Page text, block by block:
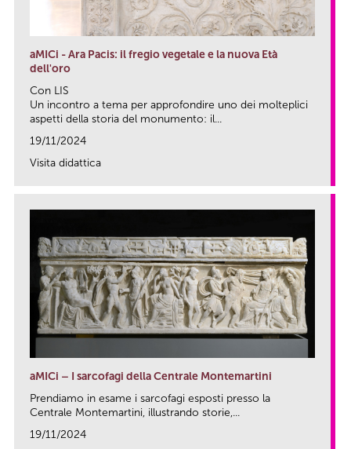
aMICi - Ara Pacis: il fregio vegetale e la nuova Età
dell'oro
Con LIS
Un incontro a tema per approfondire uno dei molteplici
aspetti della storia del monumento: il...
19/11/2024
Visita didattica
aMICi – I sarcofagi della Centrale Montemartini
Prendiamo in esame i sarcofagi esposti presso la
Centrale Montemartini, illustrando storie,...
19/11/2024